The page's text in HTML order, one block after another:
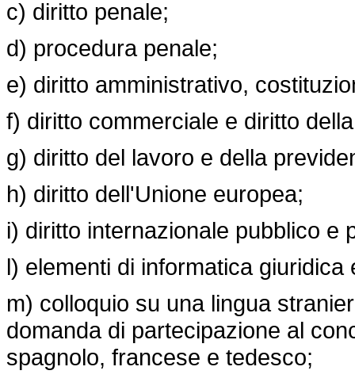
c) diritto penale;
d) procedura penale;
e) diritto amministrativo,
f) diritto commerciale e diritto
g) diritto del lavoro e della
h) diritto dell'Unione europea;
i) diritto internazionale pubblico e
l) elementi di informatica
m) colloquio su una lingua
domanda di partecipazione al
spagnolo, francese e tedesco;